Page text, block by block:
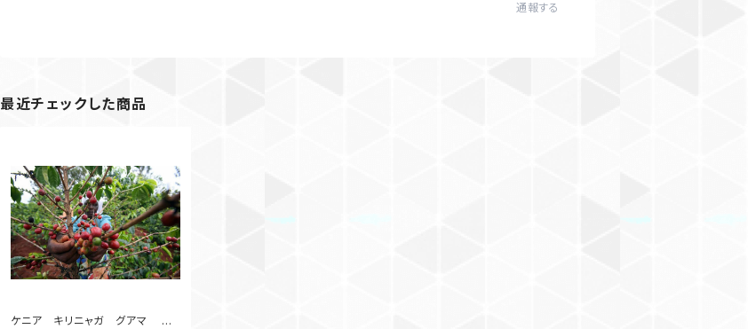
通報する
最近チェックした商品
ケニア キリニャガ グアマ AA